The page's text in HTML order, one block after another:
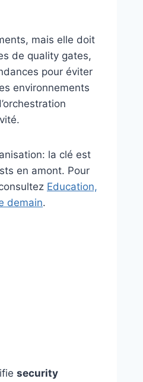
mais elle doit
de quality gates,
pour éviter
environnements
la clé est
en amont. Pour
Education,
demain.
security